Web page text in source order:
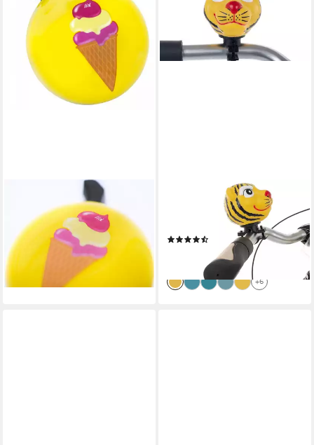
Fahrradklingel Design Bell "Ice
Cream", sonnengelb, Ø 67mm
14,90 €
lieferbar - in 3-4 Werktagen bei dir
Fahrradklingel Kinderhupe,
lieferbar - in 4-5 Werktagen bei dir
+6